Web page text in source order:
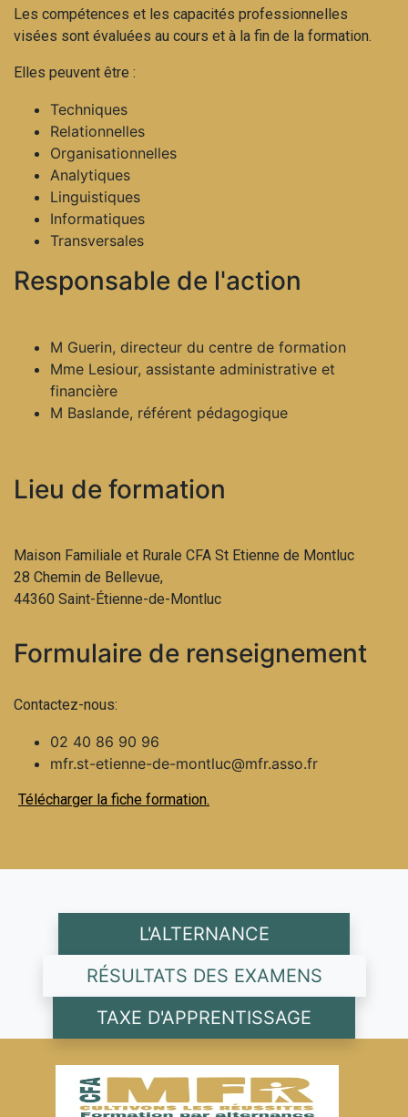
Les compétences et les capacités professionnelles
visées sont évaluées au cours et à la fin de la formation.
Elles peuvent être :
Techniques
Relationnelles
Organisationnelles
Analytiques
Linguistiques
Informatiques
Transversales
Responsable de l'action
M Guerin, directeur du centre de formation
Mme Lesiour, assistante administrative et
financière
M Baslande, référent pédagogique
Lieu de formation
Maison Familiale et Rurale CFA St Etienne de Montluc
28 Chemin de Bellevue,
44360 Saint-Étienne-de-Montluc
Formulaire de renseignement
Contactez-nous:
02 40 86 90 96
mfr.st-etienne-de-montluc@mfr.asso.fr
Télécharger la fiche formation.
L'ALTERNANCE
RÉSULTATS DES EXAMENS
TAXE D'APPRENTISSAGE